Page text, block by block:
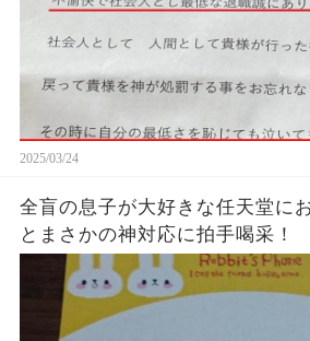
2025/03/24
全盲の息子が大好きな任天堂に
とまさかの神対応に拍手喝采！